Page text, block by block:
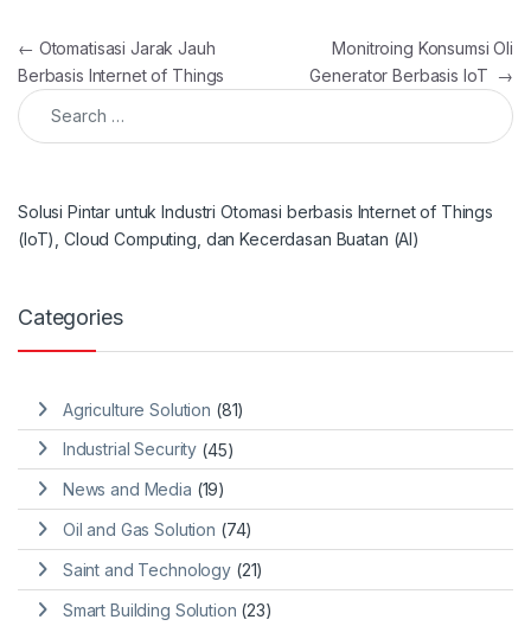
Post navigation
← Otomatisasi Jarak Jauh
Berbasis Internet of Things
Monitroing Konsumsi Oli
Generator Berbasis IoT →
Search for:
Solusi Pintar untuk Industri Otomasi berbasis Internet of Things
(IoT), Cloud Computing, dan Kecerdasan Buatan (AI)
Categories
Agriculture Solution (81)
Industrial Security (45)
News and Media (19)
Oil and Gas Solution (74)
Saint and Technology (21)
Smart Building Solution (23)